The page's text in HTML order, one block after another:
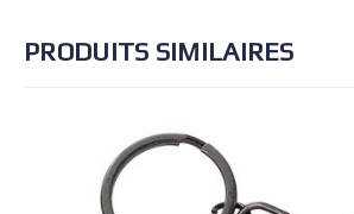
PRODUITS SIMILAIRES